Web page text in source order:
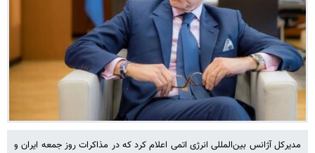
مدیرکل آژانس بین‌المللی انرژی اتمی اعلام کرد که در مذاکرات روز جمعه ایران و